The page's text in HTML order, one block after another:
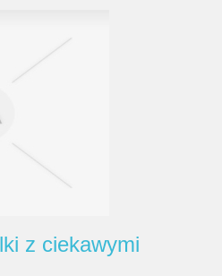
z ciekawymi